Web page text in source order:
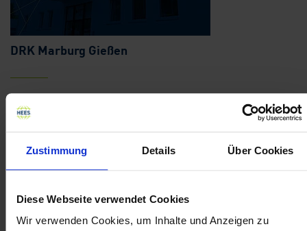
Zustimmung Details Über Cookies
Diese Webseite verwendet Cookies
Wir verwenden Cookies, um Inhalte und Anzeigen zu
DRK Marburg Gießen
Ergonomische Arbeitsbedingungen für ein starkes
Allgemeinwohl
Objekt- und Büroeinrichtungenmehr erfahren